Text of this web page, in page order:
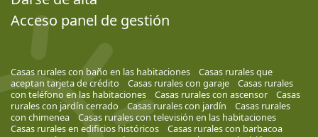
Acceso panel de gestión
Casas rurales con baño en las habitaciones
Casas rurales que
aceptan tarjeta de crédito
Casas rurales con garaje
Casas rurales
con teléfono en las habitaciones
Casas rurales con ascensor
Casas
rurales con jardín cerrado
Casas rurales con jardín
Casas rurales
con chimenea
Casas rurales con televisión en las habitaciones
Casas rurales en edificios históricos
Casas rurales con barbacoa